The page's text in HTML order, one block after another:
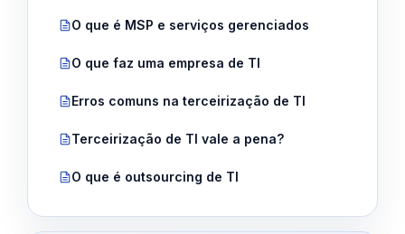
O que é MSP e serviços gerenciados
O que faz uma empresa de TI
Erros comuns na terceirização de TI
Terceirização de TI vale a pena?
O que é outsourcing de TI